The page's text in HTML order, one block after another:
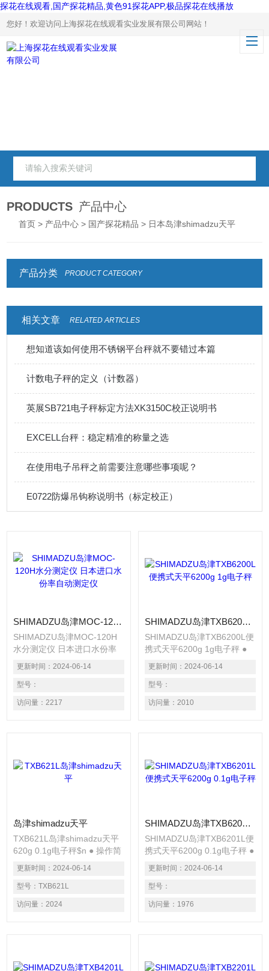
探花在线观看,国产探花精品,黄色91探花APP,极品探花在线播放
您好！欢迎访问上海探花在线观看实业发展有限公司网站！
PRODUCTS 产品中心
首页 > 产品中心 > 国产探花精品 > 日本岛津shimadzu天平
产品分类 PRODUCT CATEGORY
相关文章 RELATED ARTICLES
想知道该如何使用不锈钢平台秤就不要错过本篇
计数电子秤的定义（计数器）
英展SB721电子秤标定方法XK3150C校正说明书
EXCELL台秤：稳定精准的称量之选
在使用电子吊秤之前需要注意哪些事项呢？
E0722防爆吊钩称说明书（标定校正）
SHIMADZU岛津MOC-120H水分测定仪 日本进口水份率自动测定仪
SHIMADZU岛津MOC-120H
水分测定仪 日本进口水份率
自动测定仪 采用新型质量传
感器“Uni Bloc” 准确的水分率
自动测定 采用宽称量盘
（130mm） 可薄而均匀地装
载多量试样，快速进行精密的
使用寿命长（20.000~30.000
更新时间： 2024-06-14
型号：
访问量： 2217
SHIMADZU岛津TXB6200L便携式天平6200g 1g电子秤
SHIMADZU岛津TXB6200L便
携式天平6200g 1g电子秤 ●
操作简单的键盘设计 的菜单
操作键从用键中独立出来。使
用十字键充分感受菜单操作的
直感和便利。 ● 测定的Z佳设
备，灵敏度的迅速设置 在测
态。
更新时间： 2024-06-14
型号：
访问量： 2010
岛津shimadzu天平
TXB621L岛津shimadzu天平
620g 0.1g电子秤$n ● 操作简
单的键盘设计 $n的菜单操作
键从用键中独立出来。使用十
字键充分感受菜单操作的直感
和便利。$n● 测定的Z佳设
备，灵敏度的迅速设置 $n在
更新时间： 2024-06-14
型号： TXB621L
访问量： 2024
SHIMADZU岛津TXB6201L便携式天平6200g 0.1g电子秤
SHIMADZU岛津TXB6201L便
携式天平6200g 0.1g电子秤 ●
操作简单的键盘设计 的菜单
操作键从用键中独立出来。使
用十字键充分感受菜单操作的
直感和便利。 ● 测定的Z佳设
备，灵敏度的迅速设置 在测
更新时间： 2024-06-14
型号：
访问量： 1976